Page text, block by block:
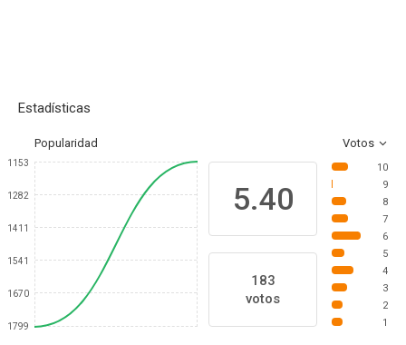
Estadísticas
Popularidad Votos
1153
1282
1411
1541
1670
1799
5.40
183
votos
10
9
8
7
6
5
4
3
2
1